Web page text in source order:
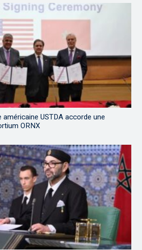
américaine USTDA accorde une
ORNX